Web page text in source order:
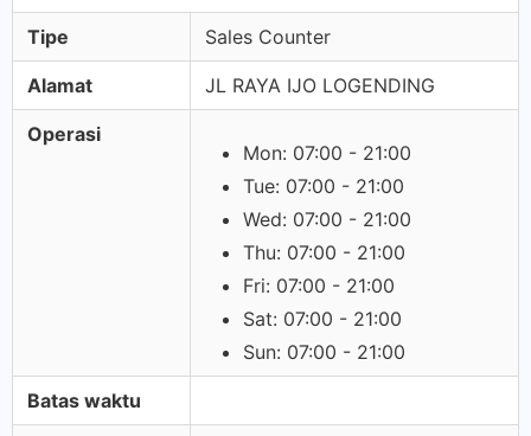
Tipe Sales Counter
Alamat JL RAYA IJO LOGENDING
Operasi
Mon: 07:00 - 21:00
Tue: 07:00 - 21:00
Wed: 07:00 - 21:00
Thu: 07:00 - 21:00
Fri: 07:00 - 21:00
Sat: 07:00 - 21:00
Sun: 07:00 - 21:00
Batas waktu